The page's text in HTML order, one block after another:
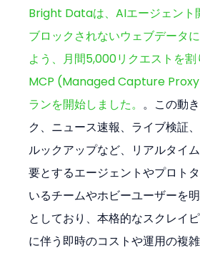
Bright Dataは、AIエージェント
ブロックされないウェブデータ
よう、月間5,000リクエストを
MCP (Managed Capture
ランを開始しました。 。この動
ク、ニュース速報、ライブ検証
ルックアップなど、リアルタイ
要とするエージェントやプロト
いるチームやホビーユーザーを
としており、本格的なスクレイ
に伴う即時のコストや運用の複